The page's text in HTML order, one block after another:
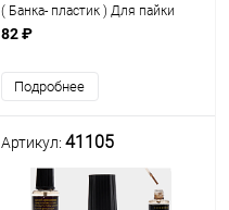
( Банка- пластик ) Для пайки
узлов и деталей РЭА с
СмолСпецТехноХим; Смоленск
82 ₽
Подробнее
Артикул: 41105